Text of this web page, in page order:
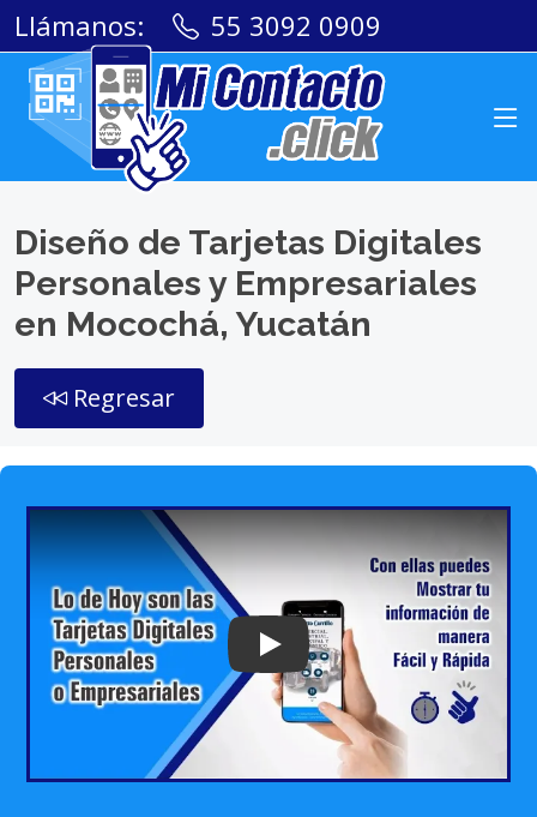
Llámanos: 55 3092 0909
Diseño de Tarjetas Digitales
Personales y Empresariales
en Mocochá, Yucatán
Regresar
Play: Keynote (Google I/O '18)